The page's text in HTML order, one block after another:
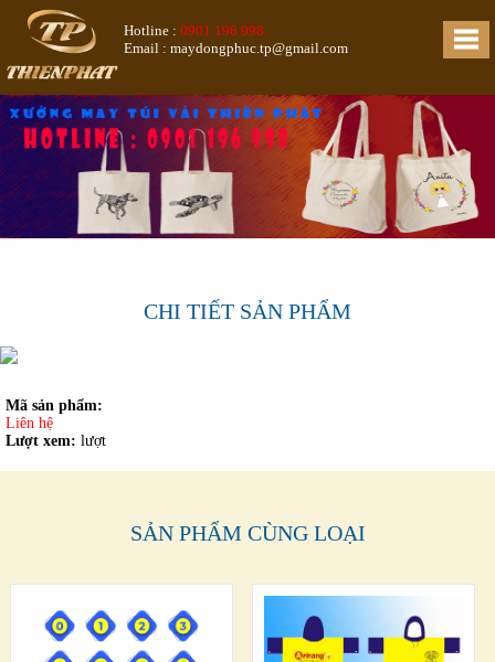
Hotline : 0901 196 998
Email : maydongphuc.tp@gmail.com
CHI TIẾT SẢN PHẨM
Mã sản phẩm:
Liên hệ
Lượt xem: lượt
SẢN PHẨM CÙNG LOẠI